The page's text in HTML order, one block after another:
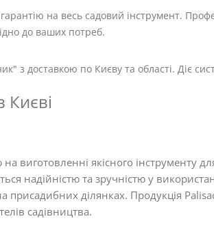
на весь садовий інструмент.
до ваших потреб.
з доставкою по Києву та області. Діє
Києві
виготовленні якісного інструменту
надійністю та зручністю у
присадибних ділянках. Продукція
садівництва.